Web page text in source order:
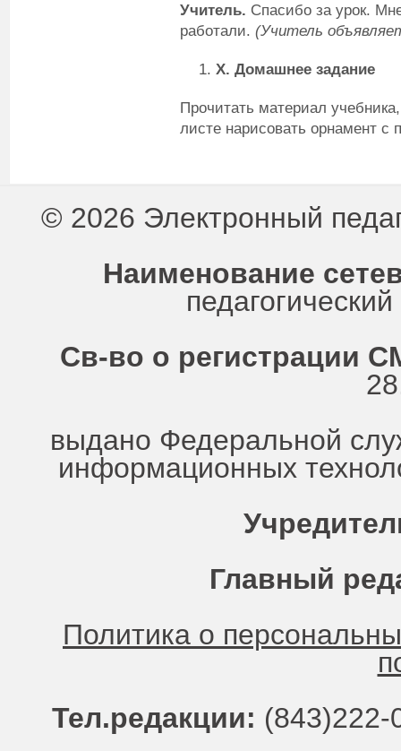
Учитель. Спасибо за урок.
работали. (Учитель
X. Домашнее задание
Прочитать материал
листе нарисовать орнамент
© 2026 Электронный
Наименование
Св-во о регистрации
выдано Федеральной
информационных
Главный
Политика о
Тел.редакции: